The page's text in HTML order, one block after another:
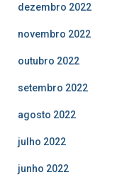
dezembro 2022
novembro 2022
outubro 2022
setembro 2022
agosto 2022
julho 2022
junho 2022